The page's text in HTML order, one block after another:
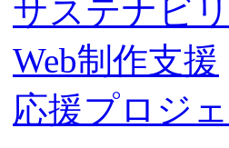
サステナビ
Web制作支援
応援プロジ